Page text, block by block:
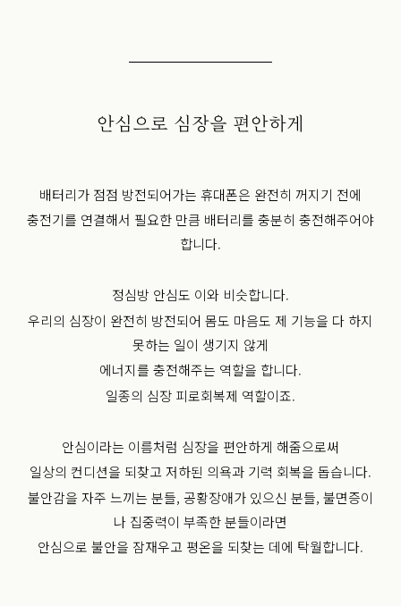
안심으로 심장을 편안하게
배터리가 점점 방전되어가는 휴대폰은 완전히 꺼지기 전에
충전기를 연결해서 필요한 만큼 배터리를 충분히 충전해주어야
합니다.
정심방 안심도 이와 비슷합니다.
우리의 심장이 완전히 방전되어 몸도 마음도 제 기능을 다 하지
못하는 일이 생기지 않게
에너지를 충전해주는 역할을 합니다.
일종의 심장 피로회복제 역할이죠.
안심이라는 이름처럼 심장을 편안하게 해줌으로써
일상의 컨디션을 되찾고 저하된 의욕과 기력 회복을 돕습니다.
불안감을 자주 느끼는 분들, 공황장애가 있으신 분들, 불면증이
나 집중력이 부족한 분들이라면
안심으로 불안을 잠재우고 평온을 되찾는 데에 탁월합니다.